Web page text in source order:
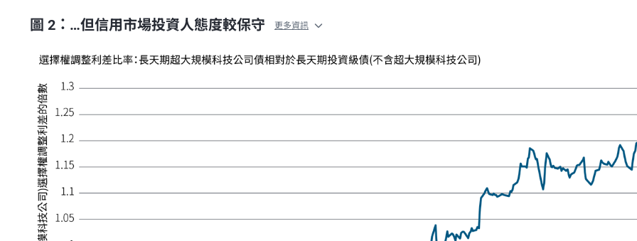
圖 2：…但信用市場投資人態度較保守 更多資訊